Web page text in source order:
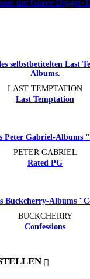
LAST TEMPTATION
Last Temptation
PETER GABRIEL
Rated PG
BUCKCHERRY
Confessions